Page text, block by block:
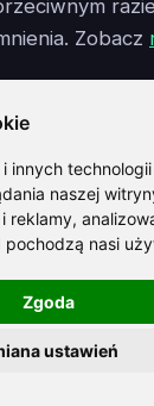
innych
naszej
reklamy,
nasi
Zgoda
ustawień
Zobacz
rozmazane?
z
narzędzi